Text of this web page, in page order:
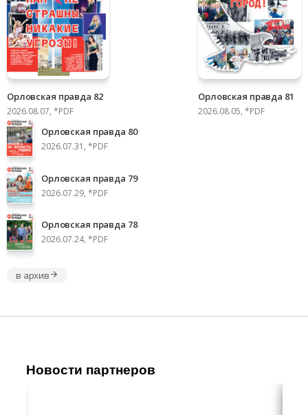
Орловская правда 82
2026.08.07, *PDF
Орловская правда 81
2026.08.05, *PDF
Орловская правда 80
2026.07.31, *PDF
Орловская правда 79
2026.07.29, *PDF
Орловская правда 78
2026.07.24, *PDF
в архив
Новости партнеров